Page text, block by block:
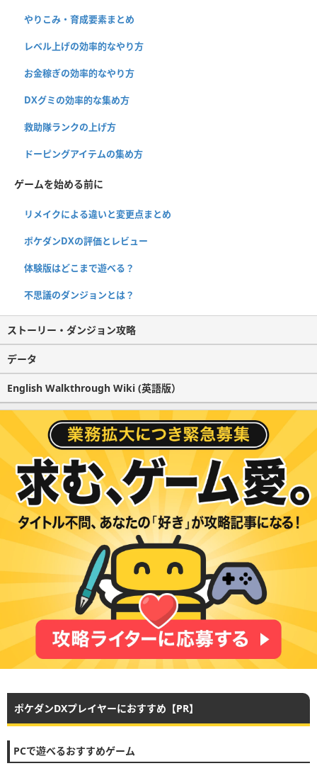
やりこみ・育成要素まとめ
レベル上げの効率的なやり方
お金稼ぎの効率的なやり方
DXグミの効率的な集め方
救助隊ランクの上げ方
ドーピングアイテムの集め方
ゲームを始める前に
リメイクによる違いと変更点まとめ
ポケダンDXの評価とレビュー
体験版はどこまで遊べる？
不思議のダンジョンとは？
ストーリー・ダンジョン攻略
データ
English Walkthrough Wiki (英語版）
ポケダンDXプレイヤーにおすすめ【PR】
PCで遊べるおすすめゲーム